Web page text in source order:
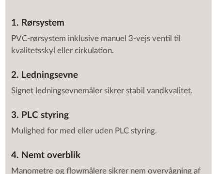
1. Rørsystem
PVC-rørsystem inklusive manuel 3-vejs ventil til
kvalitetsskyl eller cirkulation.
2. Ledningsevne
Signet ledningsevnemåler sikrer stabil vandkvalitet.
3. PLC styring
Mulighed for med eller uden PLC styring.
4. Nemt overblik
Manometre og flowmålere sikrer nem overvågning af